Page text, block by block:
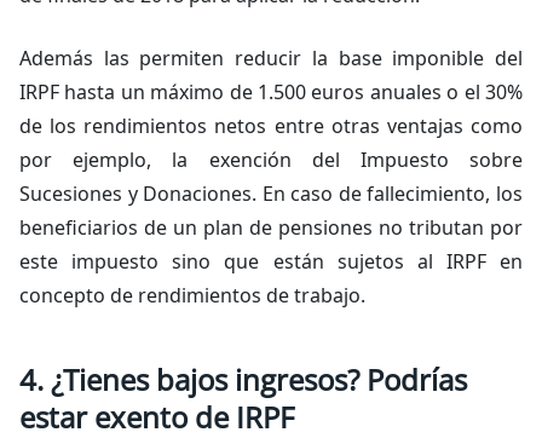
Además las permiten reducir la base imponible del
IRPF hasta un máximo de 1.500 euros anuales o el 30%
de los rendimientos netos entre otras ventajas como
por ejemplo, la exención del Impuesto sobre
Sucesiones y Donaciones. En caso de fallecimiento, los
beneficiarios de un plan de pensiones no tributan por
este impuesto sino que están sujetos al IRPF en
concepto de rendimientos de trabajo.
4. ¿Tienes bajos ingresos? Podrías
estar exento de IRPF